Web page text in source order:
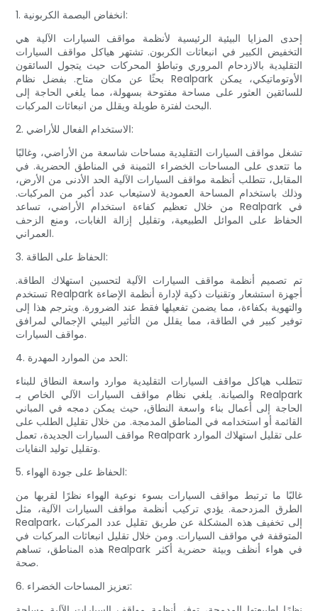
1. انخفاض البصمة الكربونية:
إحدى المزايا البيئية الرئيسية لأنظمة مواقف السيارات الآلية هي
التخفيض الكبير في انبعاثات الكربون. تشتهر هياكل مواقف السيارات
التقليدية بالازدحام المروري وتباطؤ المحركات حيث يتجول السائقون
بحثًا عن مكان متاح. بفضل نظام Realpark الأوتوماتيكي، يمكن
للسائقين العثور على مساحة مفتوحة بسهولة، مما يلغي الحاجة إلى
البحث لفترة طويلة ويقلل من انبعاثات المركبات.
2. الاستخدام الفعال للأراضي:
تشغل مواقف السيارات التقليدية مساحات شاسعة من الأراضي، وغالبًا
ما تتعدى على المساحات الخضراء الثمينة في المناطق الحضرية. في
المقابل، تتطلب أنظمة مواقف السيارات الآلية الحد الأدنى من الأرض،
وذلك باستخدام المساحة العمودية لاستيعاب عدد أكبر من المركبات.
من خلال تعظيم كفاءة استخدام الأراضي، تساعد Realpark في
الحفاظ على الموائل الطبيعية، وتقليل إزالة الغابات، ومنع الزحف
العمراني.
3. الحفاظ على الطاقة:
تم تصميم أنظمة مواقف السيارات الآلية لتحسين استهلاك الطاقة.
تستخدم Realpark أجهزة استشعار وتقنيات ذكية لإدارة أنظمة الإضاءة
والتهوية بكفاءة، مما يضمن تفعيلها فقط عند الضرورة. ويترجم هذا إلى
توفير كبير في الطاقة، مما يقلل من التأثير البيئي الإجمالي لمرافق
مواقف السيارات.
4. الحد من الموارد المهدرة:
تتطلب هياكل مواقف السيارات التقليدية موارد واسعة النطاق للبناء
والصيانة. يلغي نظام مواقف السيارات الآلي الخاص بـ Realpark
الحاجة إلى أعمال بناء واسعة النطاق، حيث يمكن دمجه في المباني
القائمة أو استخدامه في المناطق المدمجة. من خلال تقليل الطلب على
مواقف السيارات الجديدة، تعمل Realpark على تقليل استهلاك الموارد
وتقليل توليد النفايات.
5. الحفاظ على جودة الهواء:
غالبًا ما ترتبط مواقف السيارات بسوء نوعية الهواء نظرًا لقربها من
الطرق المزدحمة. يؤدي تركيب أنظمة مواقف السيارات الآلية، مثل
Realpark، إلى تخفيف هذه المشكلة عن طريق تقليل عدد المركبات
المتوقفة في مواقف السيارات. ومن خلال تقليل انبعاثات المركبات في
هذه المناطق، تساهم Realpark في هواء أنظف وبيئة حضرية أكثر
صحة.
6. تعزيز المساحات الخضراء: